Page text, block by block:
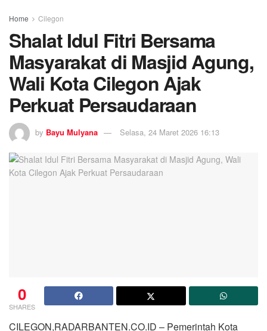
Home Cilegon
Shalat Idul Fitri Bersama
Masyarakat di Masjid Agung,
Wali Kota Cilegon Ajak
Perkuat Persaudaraan
by Bayu Mulyana Selasa, 24 Maret 2026 16:13
0
SHARES
CILEGON,RADARBANTEN.CO.ID – Pemerintah Kota